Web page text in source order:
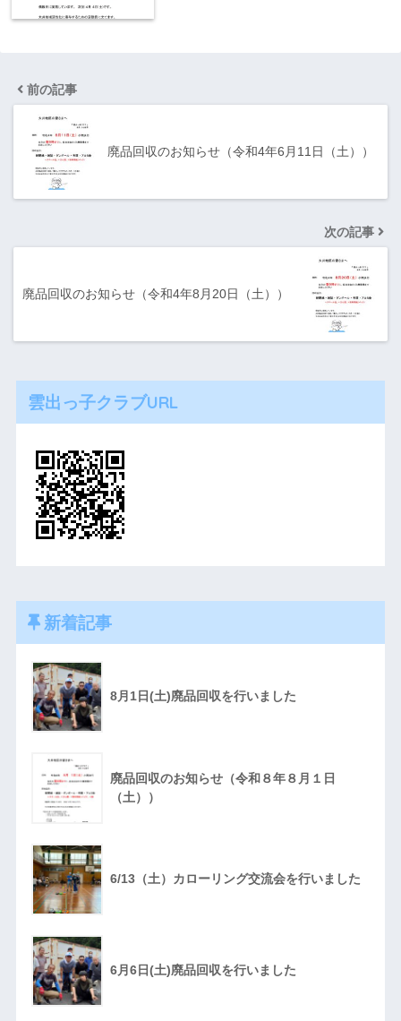
前の記事
廃品回収のお知らせ（令和4年6月11日（土））
次の記事
廃品回収のお知らせ（令和4年8月20日（土））
雲出っ子クラブURL
新着記事
8月1日(土)廃品回収を行いました
廃品回収のお知らせ（令和８年８月１日
（土））
6/13（土）カローリング交流会を行いました
6月6日(土)廃品回収を行いました